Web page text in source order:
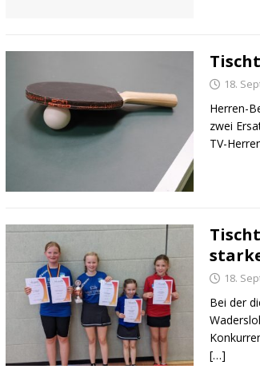
18.
Herren-
zwei
TV-
18.
Bei der
[…]